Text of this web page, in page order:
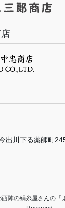
出川下る薬師町
陣の絹糸屋さんの「